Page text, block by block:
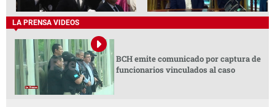
LA PRENSA VIDEOS
BCH emite comunicado por captura de
funcionarios vinculados al caso